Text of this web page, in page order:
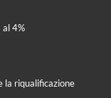
4%
la riqualificazione